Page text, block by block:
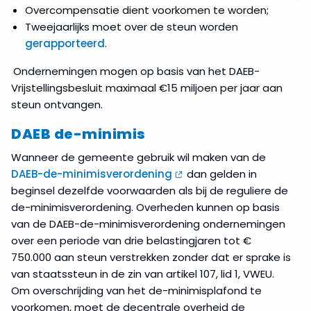
Overcompensatie dient voorkomen te worden;
Tweejaarlijks moet over de steun worden
gerapporteerd.
Ondernemingen mogen op basis van het DAEB-
Vrijstellingsbesluit maximaal €15 miljoen per jaar aan
steun ontvangen.
DAEB de-minimis
Wanneer de gemeente gebruik wil maken van de
DAEB-de-minimisverordening
dan gelden in
beginsel dezelfde voorwaarden als bij de reguliere de
de-minimisverordening. Overheden kunnen op basis
van de DAEB-de-minimisverordening ondernemingen
over een periode van drie belastingjaren tot €
750.000 aan steun verstrekken zonder dat er sprake is
van staatssteun in de zin van artikel 107, lid 1, VWEU.
Om overschrijding van het de-minimisplafond te
voorkomen, moet de decentrale overheid de